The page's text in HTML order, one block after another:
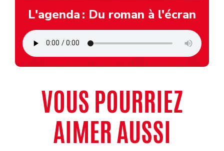
L'agenda : Du roman à l'écran
VOUS POURRIEZ
AIMER AUSSI